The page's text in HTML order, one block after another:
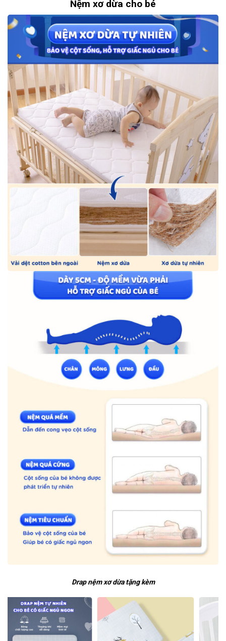
Nệm xơ dừa cho bé
Drap nệm xơ dừa tặng kèm